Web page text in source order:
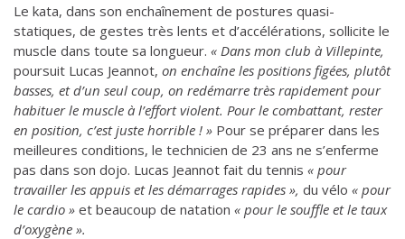
Le kata, dans son enchaînement de postures quasi-
statiques, de gestes très lents et d’accélérations, sollicite le
muscle dans toute sa longueur. « Dans mon club à Villepinte,
poursuit Lucas Jeannot, on enchaîne les positions figées, plutôt
basses, et d’un seul coup, on redémarre très rapidement pour
habituer le muscle à l’effort violent. Pour le combattant, rester
en position, c’est juste horrible ! » Pour se préparer dans les
meilleures conditions, le technicien de 23 ans ne s’enferme
pas dans son dojo. Lucas Jeannot fait du tennis « pour
travailler les appuis et les démarrages rapides », du vélo « pour
le cardio » et beaucoup de natation « pour le souffle et le taux
d’oxygène ».